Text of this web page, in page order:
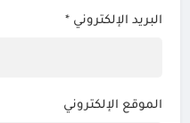
البريد الإلكتروني*
الموقع الإلكتروني